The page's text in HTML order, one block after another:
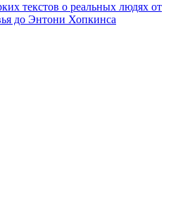
текстов о реальных людях от
до Энтони Хопкинса